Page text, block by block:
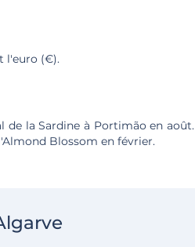
l'euro (€).
de la Sardine à Portimão en août.
Blossom en février.